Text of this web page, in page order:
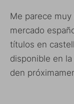
Me parece
mercado
títulos en
disponible en
den